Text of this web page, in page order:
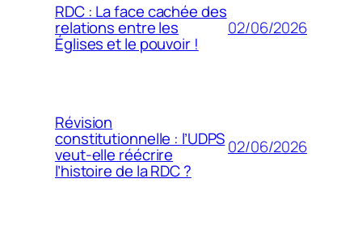
RDC : La face cachée des
relations entre les
Églises et le pouvoir !
02/06/2026
Révision
constitutionnelle : l’UDPS
veut-elle réécrire
l’histoire de la RDC ?
02/06/2026